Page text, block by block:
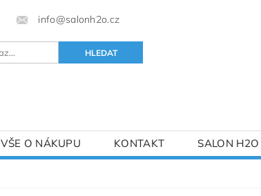
info@salonh2o.cz
VŠE O NÁKUPU KONTAKT SALON H2O